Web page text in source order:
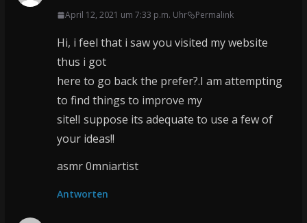
April 12, 2021 um 7:33 p.m. Uhr Permalink
Hi, i feel that i saw you visited my website
thus i got
here to go back the prefer?.I am attempting
to find things to improve my
site!I suppose its adequate to use a few of
your ideas!!
asmr 0mniartist
Antworten